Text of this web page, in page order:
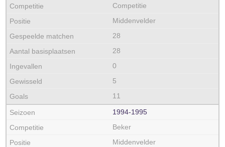
Competitie
Middenvelder
28
28
0
5
11
1994‑1995
Beker
Middenvelder